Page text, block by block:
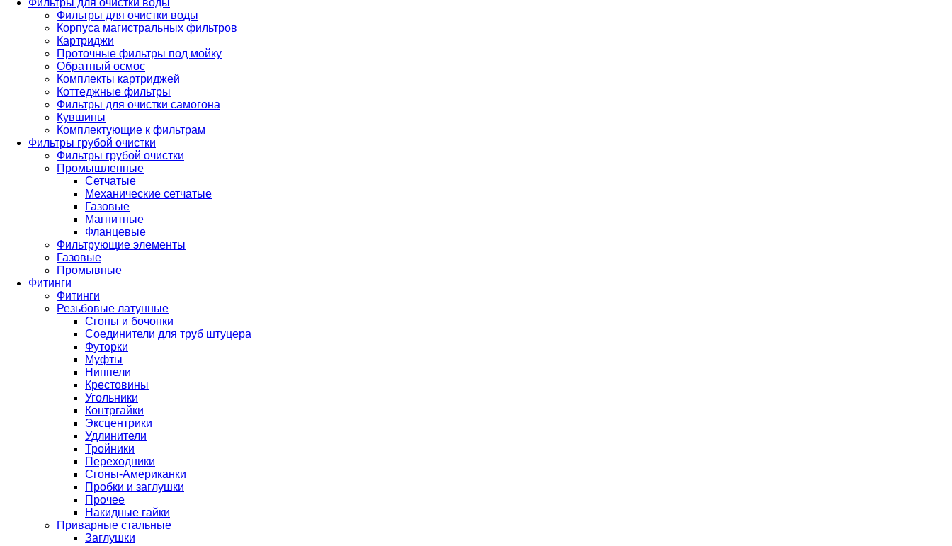
Фильтры для очистки воды
Фильтры для очистки воды
Корпуса магистральных фильтров
Картриджи
Проточные фильтры под мойку
Обратный осмос
Комплекты картриджей
Коттеджные фильтры
Фильтры для очистки самогона
Кувшины
Комплектующие к фильтрам
Фильтры грубой очистки
Фильтры грубой очистки
Промышленные
Сетчатые
Механические сетчатые
Газовые
Магнитные
Фланцевые
Фильтрующие элементы
Газовые
Промывные
Фитинги
Фитинги
Резьбовые латунные
Сгоны и бочонки
Соединители для труб штуцера
Футорки
Муфты
Ниппели
Крестовины
Угольники
Контргайки
Эксцентрики
Удлинители
Тройники
Переходники
Сгоны-Американки
Пробки и заглушки
Прочее
Накидные гайки
Приварные стальные
Заглушки